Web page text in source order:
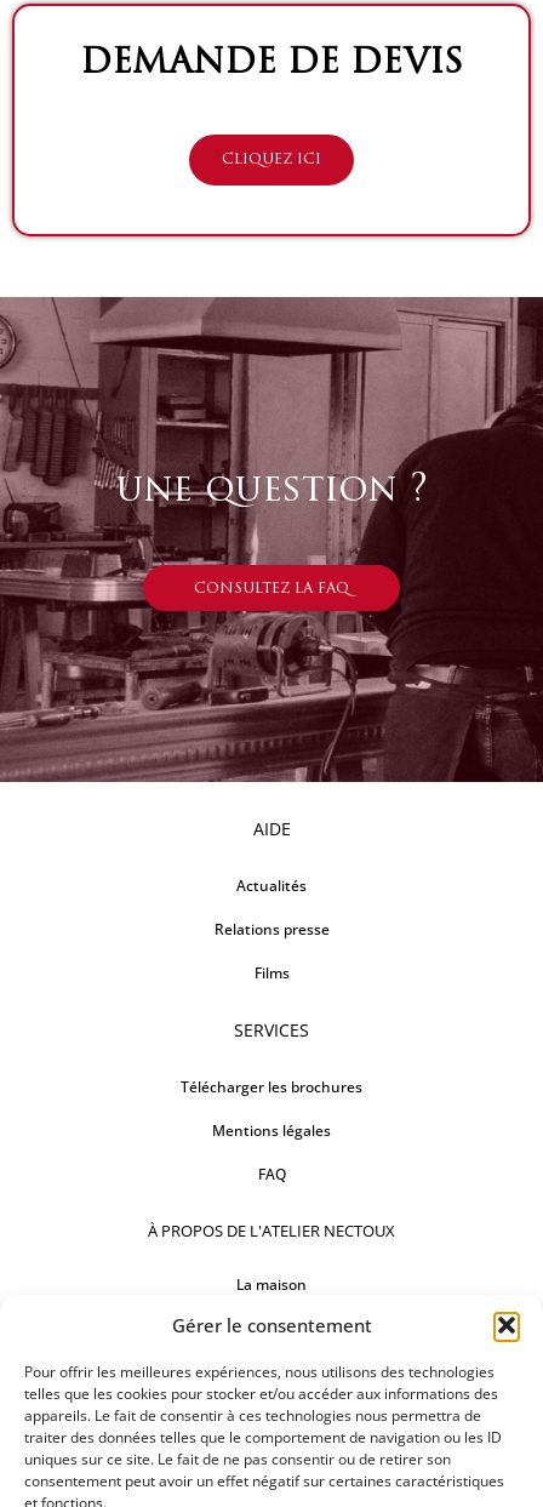
Gérer le consentement
Pour offrir les meilleures expériences, nous utilisons des technologies
telles que les cookies pour stocker et/ou accéder aux informations des
appareils. Le fait de consentir à ces technologies nous permettra de
traiter des données telles que le comportement de navigation ou les ID
uniques sur ce site. Le fait de ne pas consentir ou de retirer son
consentement peut avoir un effet négatif sur certaines caractéristiques
et fonctions.
DEMANDE DE DEVIS
CLIQUEZ ICI
une question ?
CONSULTEZ LA FAQ
AIDE
Actualités
Relations presse
Films
SERVICES
Télécharger les brochures
Mentions légales
FAQ
À PROPOS DE L'ATELIER NECTOUX
La maison
Comptoirs
Nos réalisations
SUIVEZ-NOUS